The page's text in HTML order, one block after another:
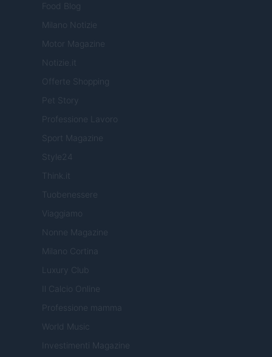
Food Blog
Milano Notizie
Motor Magazine
Notizie.it
Offerte Shopping
Pet Story
Professione Lavoro
Sport Magazine
Style24
Think.it
Tuobenessere
Viaggiamo
Nonne Magazine
Milano Cortina
Luxury Club
Il Calcio Online
Professione mamma
World Music
Investimenti Magazine